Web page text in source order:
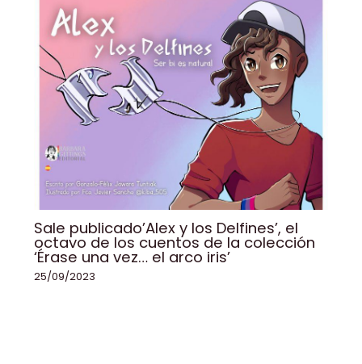
Sale publicado’Alex y los Delfines’, el
octavo de los cuentos de la colección
‘Érase una vez… el arco iris’
25/09/2023